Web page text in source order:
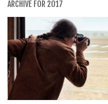
ARCHIVE FOR 2017